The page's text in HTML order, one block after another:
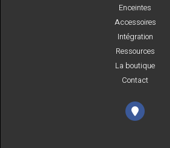
Enceintes
Accessoires
Intégration
Ressources
La boutique
Contact